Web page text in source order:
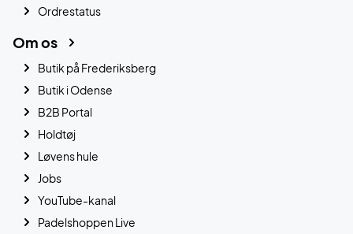
Ordrestatus
Om os
Butik på Frederiksberg
Butik i Odense
B2B Portal
Holdtøj
Løvens hule
Jobs
YouTube-kanal
Padelshoppen Live